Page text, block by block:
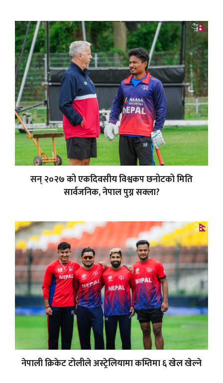
सन् २०२७ को एकदिवसीय विश्वकप छनोटको मिति
सार्वजनिक, नेपाल पुग्न सक्ला?
नेपाली क्रिकेट टोलीले अस्ट्रेलियामा कम्तिमा ६ खेल खेल्ने